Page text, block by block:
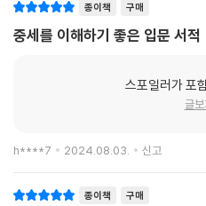
고 있는 이 시대에 생각할 거리를 던진
아름답고도 기이한 중세의 풍경
관의 벽을 장식하는 태피스트리, 중
같은 연대기 책장, 오늘도 우리를 매
종이책 구매
중세를 이해하기 좋은 입문 서적
스포일러가 포
글보
h****7 2024.08.03. 신고
종이책 구매